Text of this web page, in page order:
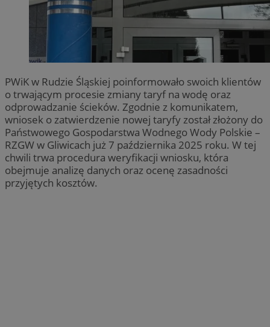
PWiK w Rudzie Śląskiej poinformowało swoich klientów
o trwającym procesie zmiany taryf na wodę oraz
odprowadzanie ścieków. Zgodnie z komunikatem,
wniosek o zatwierdzenie nowej taryfy został złożony do
Państwowego Gospodarstwa Wodnego Wody Polskie –
RZGW w Gliwicach już 7 października 2025 roku. W tej
chwili trwa procedura weryfikacji wniosku, która
obejmuje analizę danych oraz ocenę zasadności
przyjętych kosztów.